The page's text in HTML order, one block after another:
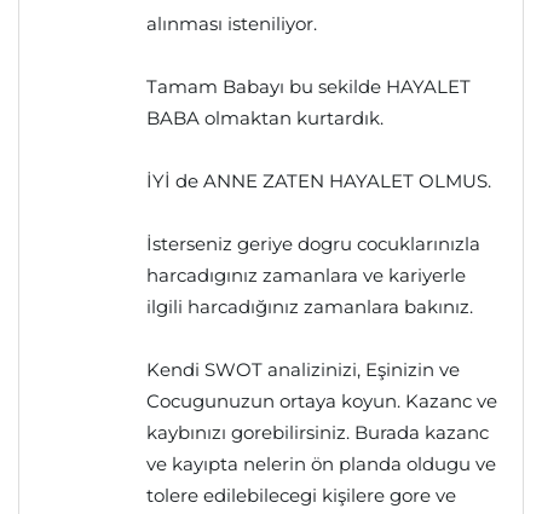
alınması isteniliyor.
Tamam Babayı bu sekilde HAYALET
BABA olmaktan kurtardık.
İYİ de ANNE ZATEN HAYALET OLMUS.
İsterseniz geriye dogru cocuklarınızla
harcadıgınız zamanlara ve kariyerle
ilgili harcadığınız zamanlara bakınız.
Kendi SWOT analizinizi, Eşinizin ve
Cocugunuzun ortaya koyun. Kazanc ve
kaybınızı gorebilirsiniz. Burada kazanc
ve kayıpta nelerin ön planda oldugu ve
tolere edilebilecegi kişilere gore ve